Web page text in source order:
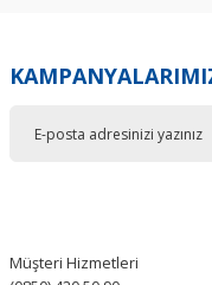
Müşteri Hizmetleri